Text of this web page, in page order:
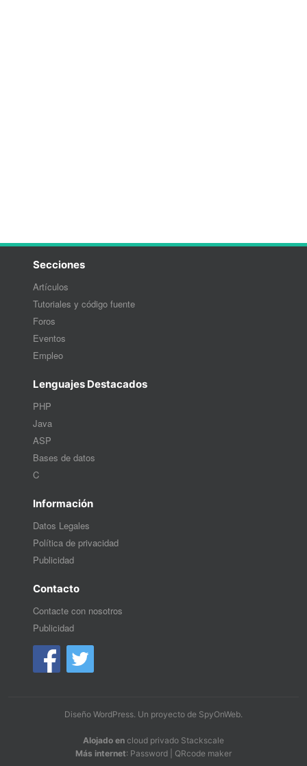
Secciones
Artículos
Tutoriales y código fuente
Foros
Eventos
Empleo
Lenguajes Destacados
PHP
Java
ASP
Bases de datos
C
Información
Datos Legales
Política de privacidad
Publicidad
Contacto
Contacte con nosotros
Publicidad
Diseño WordPress. Un proyecto de SpyOnWeb.
Alojado en cloud privado Stackscale
Más internet: Password QRcode maker